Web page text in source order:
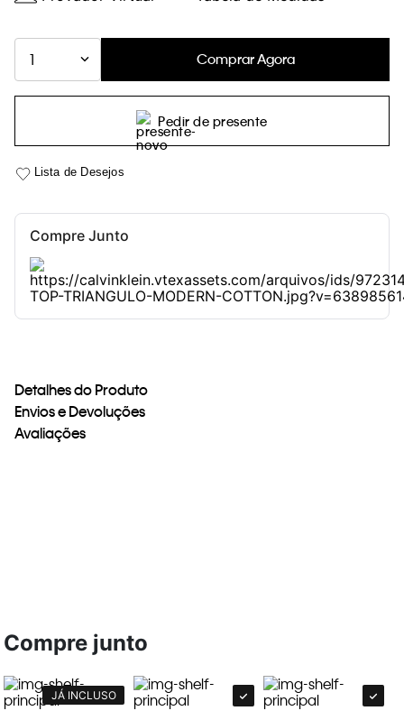
1 Comprar Agora
Pedir de presente
Compre Junto
Detalhes do Produto
Envios e Devoluções
Avaliações
Compre junto
JÁ INCLUSO